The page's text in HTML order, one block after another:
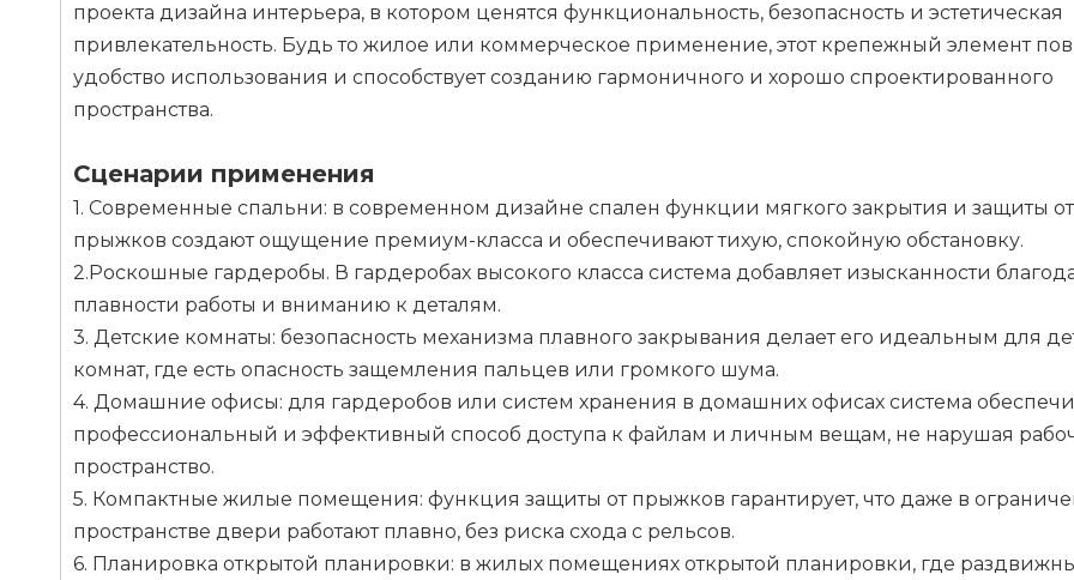
проекта дизайна интерьера, в котором ценятся функциональность, безопасность и эстетическая
привлекательность. Будь то жилое или коммерческое применение, этот крепежный элемент
удобство использования и способствует созданию гармоничного и хорошо спроектированного
пространства.
Сценарии применения
1. Современные спальни: в современном дизайне спален функции мягкого закрытия и защиты от
прыжков создают ощущение премиум-класса и обеспечивают тихую, спокойную обстановку.
2.Роскошные гардеробы. В гардеробах высокого класса система добавляет изысканности
плавности работы и вниманию к деталям.
3. Детские комнаты: безопасность механизма плавного закрывания делает его идеальным для
комнат, где есть опасность защемления пальцев или громкого шума.
4. Домашние офисы: для гардеробов или систем хранения в домашних офисах система
профессиональный и эффективный способ доступа к файлам и личным вещам, не нарушая
пространство.
5. Компактные жилые помещения: функция защиты от прыжков гарантирует, что даже в
пространстве двери работают плавно, без риска схода с рельсов.
6. Планировка открытой планировки: в жилых помещениях открытой планировки, где